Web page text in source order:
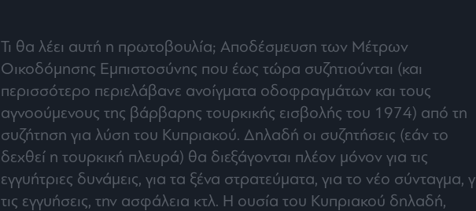
Τι θα λέει αυτή η πρωτοβουλία; Αποδέσμευση των Μέτρων
Οικοδόμησης Εμπιστοσύνης που έως τώρα συζητιούνται (και
περισσότερο περιελάβανε ανοίγματα οδοφραγμάτων και τους
αγνοούμενους της βάρβαρης τουρκικής εισβολής του 1974) από τη
συζήτηση για λύση του Κυπριακού. Δηλαδή οι συζητήσεις (εάν το
δεχθεί η τουρκική πλευρά) θα διεξάγονται πλέον μόνον για τις
εγγυήτριες δυνάμεις, για τα ξένα στρατεύματα, για το νέο σύνταγμα,
τις εγγυήσεις, την ασφάλεια κτλ. Η ουσία του Κυπριακού δηλαδή,